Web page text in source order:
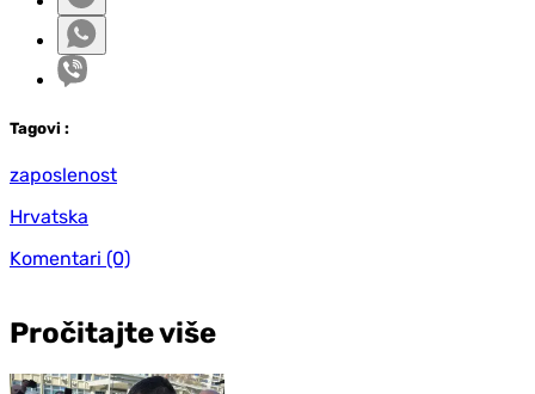
Tagovi :
zaposlenost
Hrvatska
Komentari (0)
Pročitajte više